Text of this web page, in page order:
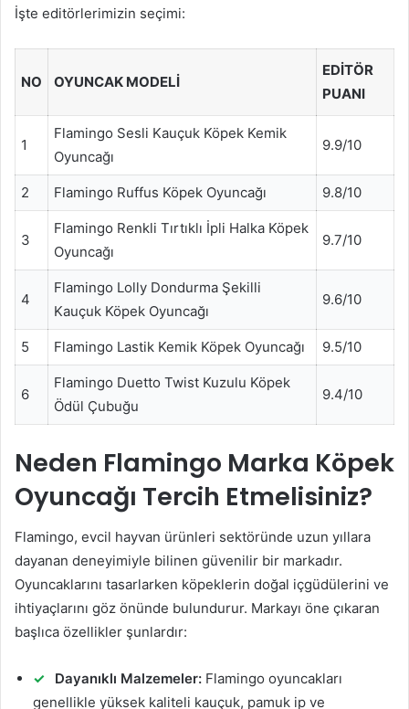
İşte editörlerimizin seçimi:
NO OYUNCAK MODELI
EDITÖR
PUANI
1
Flamingo Sesli Kauçuk Köpek Kemik
Oyuncağı
9.9/10
2 Flamingo Ruffus Köpek Oyuncağı 9.8/10
3
Flamingo Renkli Tırtıklı İpli Halka Köpek
Oyuncağı
9.7/10
4
Flamingo Lolly Dondurma Şekilli
Kauçuk Köpek Oyuncağı
9.6/10
5 Flamingo Lastik Kemik Köpek Oyuncağı 9.5/10
6
Flamingo Duetto Twist Kuzulu Köpek
Ödül Çubuğu
9.4/10
Neden Flamingo Marka Köpek
Oyuncağı Tercih Etmelisiniz?
Flamingo, evcil hayvan ürünleri sektöründe uzun yıllara
dayanan deneyimiyle bilinen güvenilir bir markadır.
Oyuncaklarını tasarlarken köpeklerin doğal içgüdülerini ve
ihtiyaçlarını göz önünde bulundurur. Markayı öne çıkaran
başlıca özellikler şunlardır:
Dayanıklı Malzemeler: Flamingo oyuncakları
genellikle yüksek kaliteli kauçuk, pamuk ip ve